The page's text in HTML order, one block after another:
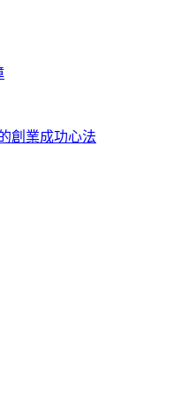
創業成功心法